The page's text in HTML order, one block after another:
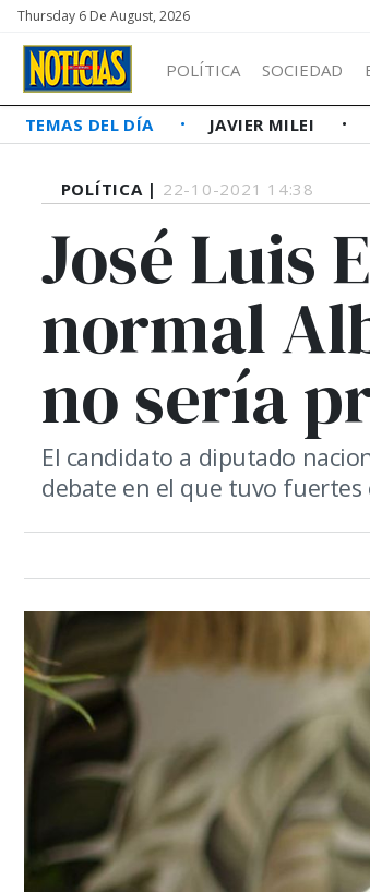
Thursday 6 De August, 2026
POLÍTICA SOCIEDAD
TEMAS DEL DÍA JAVIER MILEI
POLÍTICA | 22-10-2021 14:38
José Luis
normal
no sería
El candidato a diputado
debate en el que tuvo fuertes